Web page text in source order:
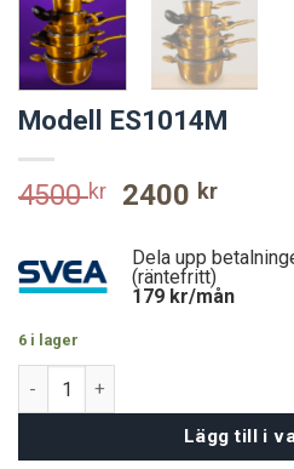
Modell ES1014M
4500kr
Original
was:
4500 kr.
2400 kr
is:
2400
Dela upp
(räntefritt)
179 kr/mån
6 i lager
Modell ES1014M mängd
Lägg till i